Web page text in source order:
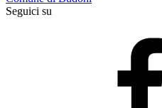
Seguici su